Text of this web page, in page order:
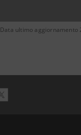
Data ultimo aggiornamento